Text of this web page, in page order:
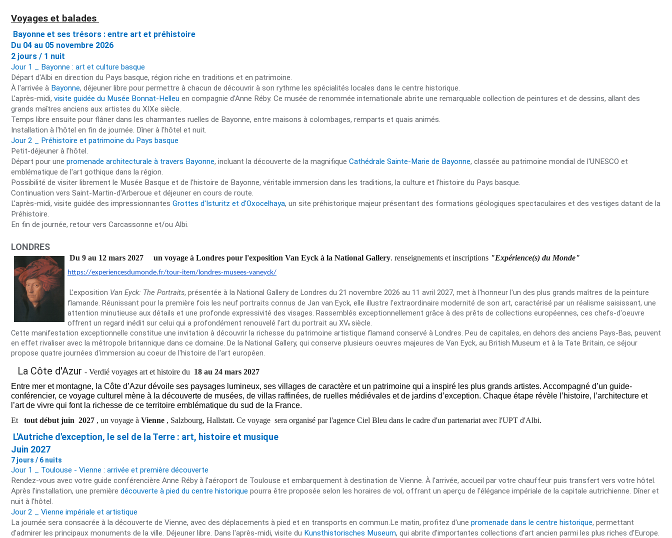
Voyages et balades
Bayonne et ses trésors : entre art et préhistoire
Du 04 au 05 novembre 2026
2 jours / 1 nuit
Jour 1 _ Bayonne : art et culture basque
Départ d'Albi en direction du Pays basque, région riche en traditions et en patrimoine.
À l'arrivée à Bayonne, déjeuner libre pour permettre à chacun de découvrir à son rythme les spécialités locales dans le centre historique.
L'après-midi, visite guidée du Musée Bonnat-Helleu en compagnie d'Anne Réby. Ce musée de renommée internationale abrite une remarquable collection de peintures et de dessins, allant des
grands maîtres anciens aux artistes du XIXe siècle.
Temps libre ensuite pour flâner dans les charmantes ruelles de Bayonne, entre maisons à colombages, remparts et quais animés.
Installation à l'hôtel en fin de journée. Dîner à l'hôtel et nuit.
Jour 2 _ Préhistoire et patrimoine du Pays basque
Petit-déjeuner à l'hôtel.
Départ pour une promenade architecturale à travers Bayonne, incluant la découverte de la magnifique Cathédrale Sainte-Marie de Bayonne, classée au patrimoine mondial de l'UNESCO et
emblématique de l'art gothique dans la région.
Possibilité de visiter librement le Musée Basque et de l'histoire de Bayonne, véritable immersion dans les traditions, la culture et l'histoire du Pays basque.
Continuation vers Saint-Martin-d'Arberoue et déjeuner en cours de route.
L'après-midi, visite guidée des impressionnantes Grottes d'Isturitz et d'Oxocelhaya, un site préhistorique majeur présentant des formations géologiques spectaculaires et des vestiges datant de la
Préhistoire.
En fin de journée, retour vers Carcassonne et/ou Albi.
LONDRES
Du 9 au 12 mars 2027 un voyage à Londres pour l'exposition Van Eyck à la National Gallery. renseignements et inscriptions "Expérience(s) du Monde"
https://experiencesdumonde.fr/tour-item/londres-musees-vaneyck/
L'exposition Van Eyck: The Portraits, présentée à la National Gallery de Londres du 21 novembre 2026 au 11 avril 2027, met à l'honneur l'un des plus grands maîtres de la peinture
flamande. Réunissant pour la première fois les neuf portraits connus de Jan van Eyck, elle illustre l'extraordinaire modernité de son art, caractérisé par un réalisme saisissant, une
attention minutieuse aux détails et une profonde expressivité des visages. Rassemblés exceptionnellement grâce à des prêts de collections européennes, ces chefs-d'oeuvre
offrent un regard inédit sur celui qui a profondément renouvelé l'art du portrait au XVe siècle.
Cette manifestation exceptionnelle constitue une invitation à découvrir la richesse du patrimoine artistique flamand conservé à Londres. Peu de capitales, en dehors des anciens Pays-Bas, peuvent
en effet rivaliser avec la métropole britannique dans ce domaine. De la National Gallery, qui conserve plusieurs oeuvres majeures de Van Eyck, au British Museum et à la Tate Britain, ce séjour
propose quatre journées d'immersion au coeur de l'histoire de l'art européen.
La Côte d'Azur - Verdié voyages art et histoire du 18 au 24 mars 2027
Entre mer et montagne, la Côte d’Azur dévoile ses paysages lumineux, ses villages de caractère et un patrimoine qui a inspiré les plus grands artistes. Accompagné d’un guide-
conférencier, ce voyage culturel mène à la découverte de musées, de villas raffinées, de ruelles médiévales et de jardins d’exception. Chaque étape révèle l’histoire, l’architecture et
l’art de vivre qui font la richesse de ce territoire emblématique du sud de la France.
Et
tout début juin 2027 , un voyage à Vienne , Salzbourg, Hallstatt. Ce voyage sera organisé par l'agence Ciel Bleu dans le cadre d'un partenariat avec l'UPT d'Albi.
L'Autriche d'exception, le sel de la Terre : art, histoire et musique
Juin 2027
7 jours / 6 nuits
Jour 1 _ Toulouse - Vienne : arrivée et première découverte
Rendez-vous avec votre guide conférencière Anne Réby à l'aéroport de Toulouse et embarquement à destination de Vienne. À l'arrivée, accueil par votre chauffeur puis transfert vers votre hôtel.
Après l'installation, une première découverte à pied du centre historique pourra être proposée selon les horaires de vol, offrant un aperçu de l'élégance impériale de la capitale autrichienne. Dîner et
nuit à l'hôtel.
Jour 2 _ Vienne impériale et artistique
La journée sera consacrée à la découverte de Vienne, avec des déplacements à pied et en transports en commun.Le matin, profitez d'une promenade dans le centre historique, permettant
d'admirer les principaux monuments de la ville. Déjeuner libre. Dans l'après-midi, visite du Kunsthistorisches Museum, qui abrite d'importantes collections d'art ancien parmi les plus riches d'Europe.